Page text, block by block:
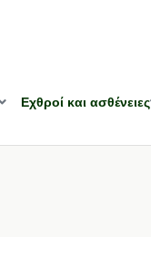
Εχθροί και ασθένειες